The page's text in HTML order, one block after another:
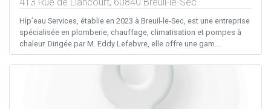
Hip’eau Services, établie en 2023 à Breuil-le-Sec, est une entreprise
spécialisée en plomberie, chauffage, climatisation et pompes à
chaleur. Dirigée par M. Eddy Lefebvre, elle offre une gam...